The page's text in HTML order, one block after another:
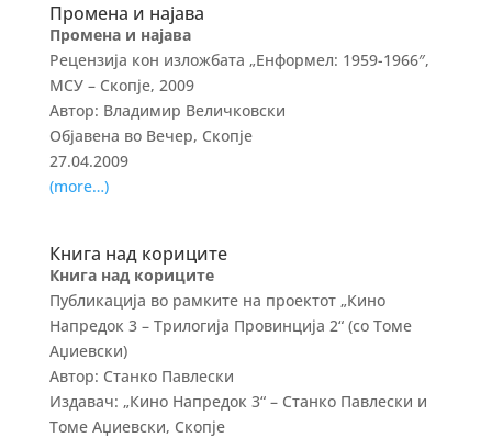
Промена и најава
Промена и најава
Рецензија кон изложбата „Енформел: 1959-1966″,
МСУ – Скопје, 2009
Автор: Владимир Величковски
Објавена во Вечер, Скопје
27.04.2009
(more…)
Книга над кориците
Книга над кориците
Публикација во рамките на проектот „Кино
Напредок 3 – Трилогија Провинција 2“ (со Томе
Аџиевски)
Автор: Станко Павлески
Издавач: „Кино Напредок 3“ – Станко Павлески и
Томе Аџиевски, Скопје